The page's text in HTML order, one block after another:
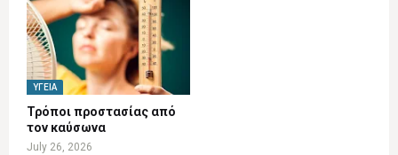
ΥΓΕΊΑ
Τρόποι προστασίας από
τον καύσωνα
July 26, 2026